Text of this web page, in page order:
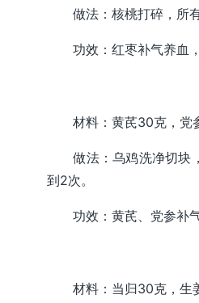
做法：核桃打碎，所有
功效：红枣补气养血，
材料：黄芪30克，党
做法：乌鸡洗净切块，
到2次。
功效：黄芪、党参补气
材料：当归30克，生